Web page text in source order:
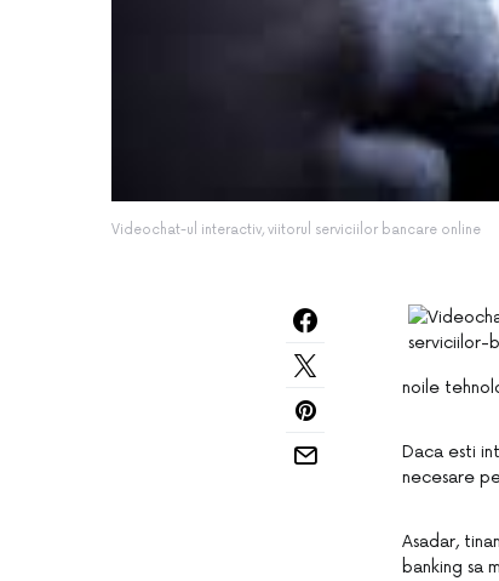
Videochat-ul interactiv, viitorul serviciilor bancare online
noile
Daca esti
necesare
Asadar,
banking sa